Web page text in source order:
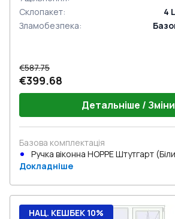
Склопакет:
4
Зламобезпека:
€587.75
€399.68
Детальніше /
Базова комплектація
Ручка віконна HOPPE Штутгарт
Докладніше
НАЦ. КЕШБЕК 10%